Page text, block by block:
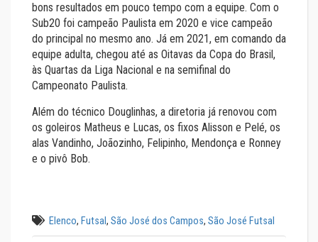
bons resultados em pouco tempo com a equipe. Com o
Sub20 foi campeão Paulista em 2020 e vice campeão
do principal no mesmo ano. Já em 2021, em comando da
equipe adulta, chegou até as Oitavas da Copa do Brasil,
às Quartas da Liga Nacional e na semifinal do
Campeonato Paulista.
Além do técnico Douglinhas, a diretoria já renovou com
os goleiros Matheus e Lucas, os fixos Alisson e Pelé, os
alas Vandinho, Joãozinho, Felipinho, Mendonça e Ronney
e o pivô Bob.
Elenco, Futsal, São José dos Campos, São José Futsal